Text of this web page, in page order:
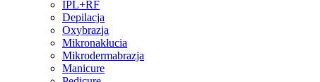
IPL+RF
Depilacja
Oxybrazja
Mikronakłucia
Mikrodermabrazja
Manicure